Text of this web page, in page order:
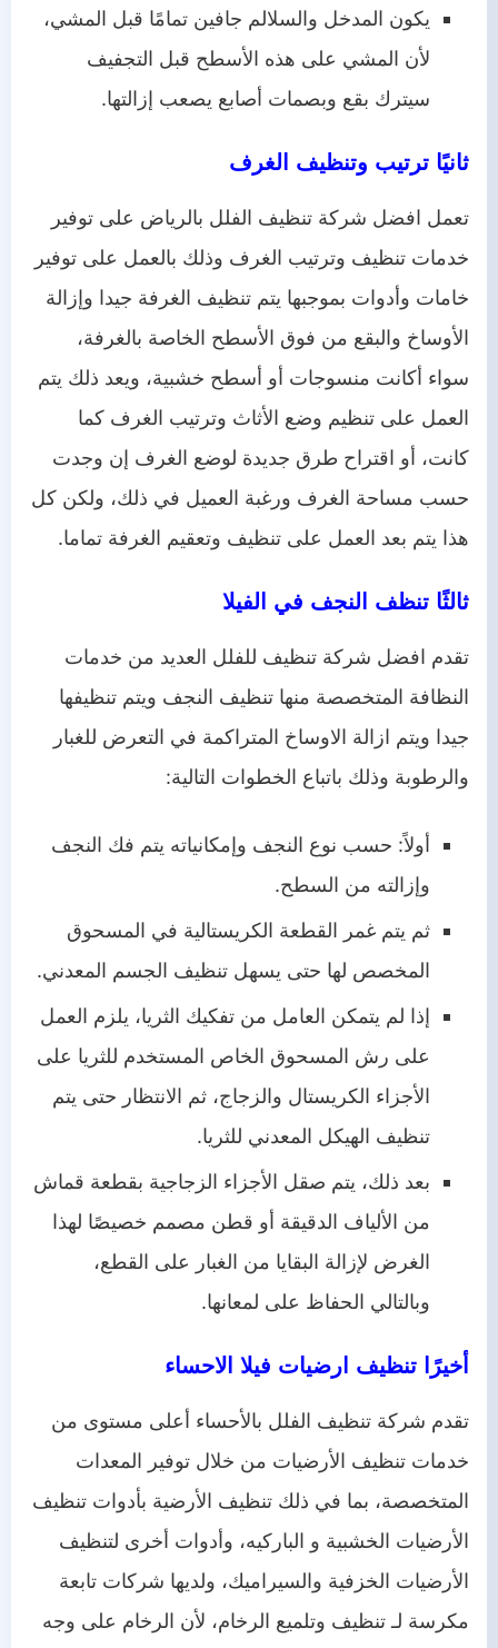
يكون المدخل والسلالم جافين تمامًا قبل المشي،
لأن المشي على هذه الأسطح قبل التجفيف
سيترك بقع وبصمات أصابع يصعب إزالتها.
ثانيًا ترتيب وتنظيف الغرف
تعمل افضل شركة تنظيف الفلل بالرياض على توفير
خدمات تنظيف وترتيب الغرف وذلك بالعمل على توفير
خامات وأدوات بموجبها يتم تنظيف الغرفة جيدا وإزالة
الأوساخ والبقع من فوق الأسطح الخاصة بالغرفة،
سواء أكانت منسوجات أو أسطح خشبية، ويعد ذلك يتم
العمل على تنظيم وضع الأثاث وترتيب الغرف كما
كانت، أو اقتراح طرق جديدة لوضع الغرف إن وجدت
حسب مساحة الغرف ورغبة العميل في ذلك، ولكن كل
هذا يتم بعد العمل على تنظيف وتعقيم الغرفة تماما.
ثالثًا تنظف النجف في الفيلا
تقدم افضل شركة تنظيف للفلل العديد من خدمات
النظافة المتخصصة منها تنظيف النجف ويتم تنظيفها
جيدا ويتم ازالة الاوساخ المتراكمة في التعرض للغبار
والرطوبة وذلك باتباع الخطوات التالية:
أولاً: حسب نوع النجف وإمكانياته يتم فك النجف
وإزالته من السطح.
ثم يتم غمر القطعة الكريستالية في المسحوق
المخصص لها حتى يسهل تنظيف الجسم المعدني.
إذا لم يتمكن العامل من تفكيك الثريا، يلزم العمل
على رش المسحوق الخاص المستخدم للثريا على
الأجزاء الكريستال والزجاج، ثم الانتظار حتى يتم
تنظيف الهيكل المعدني للثريا.
بعد ذلك، يتم صقل الأجزاء الزجاجية بقطعة قماش
من الألياف الدقيقة أو قطن مصمم خصيصًا لهذا
الغرض لإزالة البقايا من الغبار على القطع،
وبالتالي الحفاظ على لمعانها.
أخيرًا تنظيف ارضيات فيلا الاحساء
تقدم شركة تنظيف الفلل بالأحساء أعلى مستوى من
خدمات تنظيف الأرضيات من خلال توفير المعدات
المتخصصة، بما في ذلك تنظيف الأرضية بأدوات تنظيف
الأرضيات الخشبية و الباركيه، وأدوات أخرى لتنظيف
الأرضيات الخزفية والسيراميك، ولديها شركات تابعة
مكرسة لـ تنظيف وتلميع الرخام، لأن الرخام على وجه